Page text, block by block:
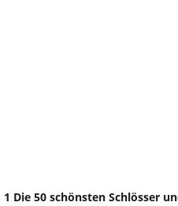
1 Die 50 schönsten Schlösser